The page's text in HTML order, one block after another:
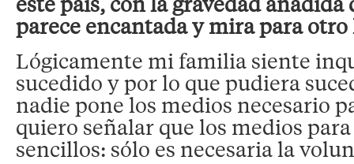
parece encantada y mira para otro
Lógicamente mi familia siente
sucedido y por lo que pudiera
nadie pone los medios necesario
quiero señalar que los medios
sencillos: sólo es necesaria la